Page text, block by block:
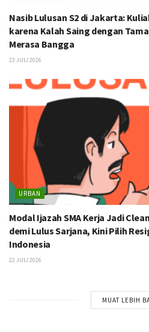
Nasib Lulusan S2 di Jakarta:
karena Kalah Saing dengan
Merasa Bangga
23 JULI 2026
URBAN
Modal Ijazah SMA Kerja Jadi
demi Lulus Sarjana, Kini Pilih
Indonesia
22 JULI 2026
MUAT LEBIH